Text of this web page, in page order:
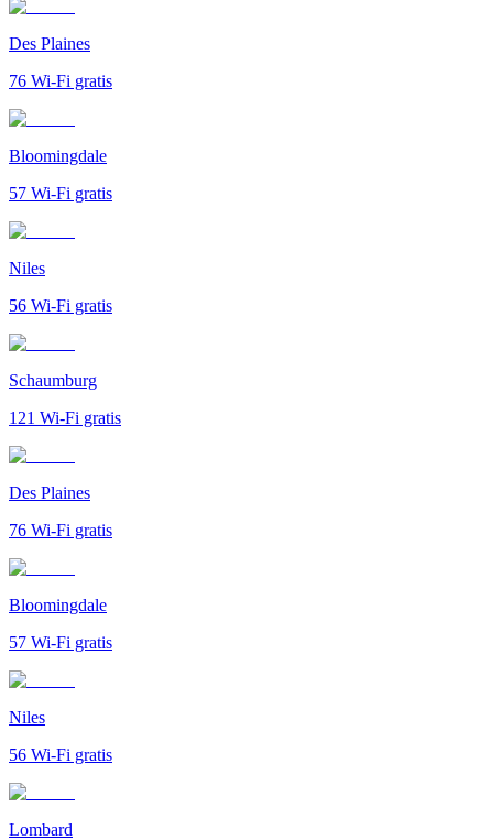
Des Plaines
76 Wi-Fi gratis
Bloomingdale
57 Wi-Fi gratis
Niles
56 Wi-Fi gratis
Schaumburg
121 Wi-Fi gratis
Des Plaines
76 Wi-Fi gratis
Bloomingdale
57 Wi-Fi gratis
Niles
56 Wi-Fi gratis
Lombard